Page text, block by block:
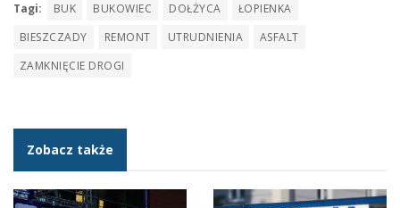
Tagi: BUK BUKOWIEC DOŁŻYCA
ŁOPIENKA
BIESZCZADY
REMONT UTRUDNIENIA
ASFALT
ZAMKNIĘCIE DROGI
Zobacz także